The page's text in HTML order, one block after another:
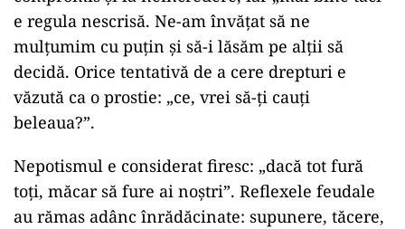
e regula nescrisă. Ne-am învățat să ne
mulțumim cu puțin și să-i lăsăm pe alții să
decidă. Orice tentativă de a cere drepturi e
văzută ca o prostie: „ce, vrei să-ți cauți
beleaua?”.
Nepotismul e considerat firesc: „dacă tot fură
toți, măcar să fure ai noștri”. Reflexele feudale
au rămas adânc înrădăcinate: supunere, tăcere,